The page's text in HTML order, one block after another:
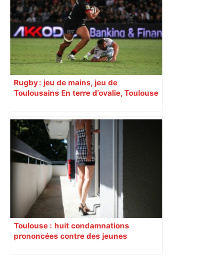
Rugby : jeu de mains, jeu de
Toulousains En terre d’ovalie, Toulouse
revendiquant surtout son art du jeu en
mouvement, vif et spectaculaire.
Décryptage. Série (4 / 10)
Toulouse : huit condamnations
prononcées contre des jeunes